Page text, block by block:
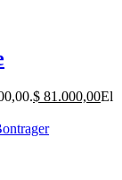
$ 81.000,00El